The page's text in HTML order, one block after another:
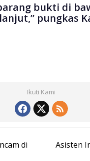
bukti di
pungkas
Ikuti Kami
di
Asisten